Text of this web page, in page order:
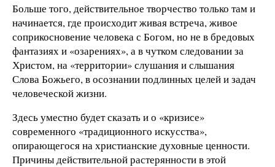
Больше того, действительное творчество только там и
начинается, где происходит живая встреча, живое
соприкосновение человека с Богом, но не в бредовых
фантазиях и «озарениях», а в чутком следовании за
Христом, на «территории» слушания и слышания
Слова Божьего, в осознании подлинных целей и задач
человеческой жизни.
Здесь уместно будет сказать и о «кризисе»
современного «традиционного искусства»,
опирающегося на христианские духовные ценности.
Причины действительной растерянности в этой